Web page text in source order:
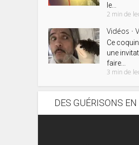
le...
2 min de
Vidéos •
Ce
une
faire...
3 min de
DES GUÉRISONS